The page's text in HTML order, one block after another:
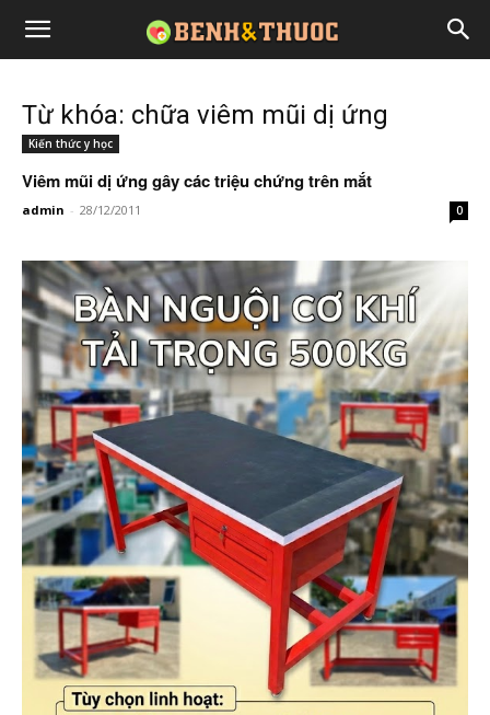
Từ khóa: chữa viêm mũi dị ứng
Kiến thức y học
Viêm mũi dị ứng gây các triệu chứng trên mắt
admin - 28/12/2011 0